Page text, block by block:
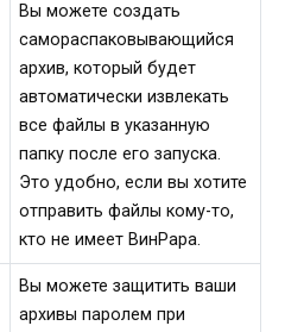
Вы можете создать
самораспаковывающийся
архив, который будет
автоматически извлекать
все файлы в указанную
папку после его запуска.
Это удобно, если вы хотите
отправить файлы кому-то,
кто не имеет ВинРара.
Вы можете защитить ваши
архивы паролем при